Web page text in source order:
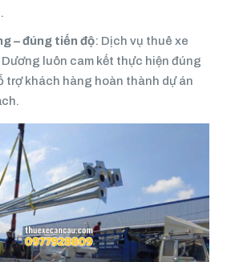
– đúng tiến độ: Dịch vụ thuê xe
luôn cam kết thực hiện đúng
trợ khách hàng hoàn thành dự án